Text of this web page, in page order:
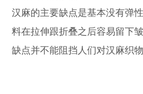
汉麻的主要缺点是基本没有弹
料在拉伸跟折叠之后容易留下
缺点并不能阻挡人们对汉麻织物